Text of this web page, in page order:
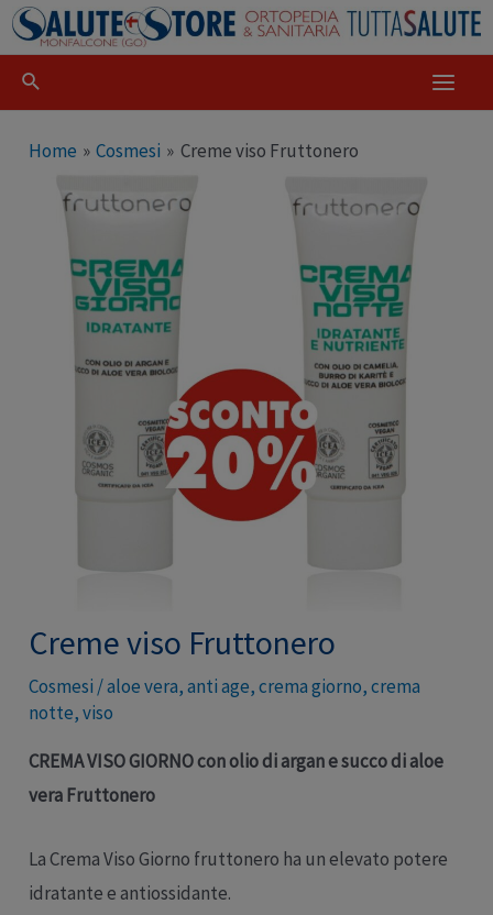
Home Cosmesi Creme viso Fruttonero
Creme viso Fruttonero
Cosmesi /aloe vera,anti age,crema giorno,crema
notte,viso
CREMA VISO GIORNO con olio di argan e succo di aloe
vera Fruttonero
La Crema Viso Giorno fruttonero ha un elevato potere
idratante e antiossidante.